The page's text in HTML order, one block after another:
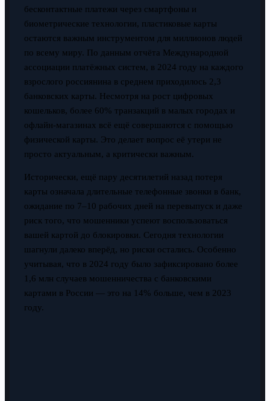
бесконтактные платежи через смартфоны и
биометрические технологии, пластиковые карты
остаются важным инструментом для миллионов людей
по всему миру. По данным отчёта Международной
ассоциации платёжных систем, в 2024 году на каждого
взрослого россиянина в среднем приходилось 2,3
банковских карты. Несмотря на рост цифровых
кошельков, более 60% транзакций в малых городах и
офлайн-магазинах всё ещё совершаются с помощью
физической карты. Это делает вопрос её утери не
просто актуальным, а критически важным.
Исторически, ещё пару десятилетий назад потеря
карты означала длительные телефонные звонки в банк,
ожидание по 7–10 рабочих дней на перевыпуск и даже
риск того, что мошенники успеют воспользоваться
вашей картой до блокировки. Сегодня технологии
шагнули далеко вперёд, но риски остались. Особенно
учитывая, что в 2024 году было зафиксировано более
1,6 млн случаев мошенничества с банковскими
картами в России — это на 14% больше, чем в 2023
году.